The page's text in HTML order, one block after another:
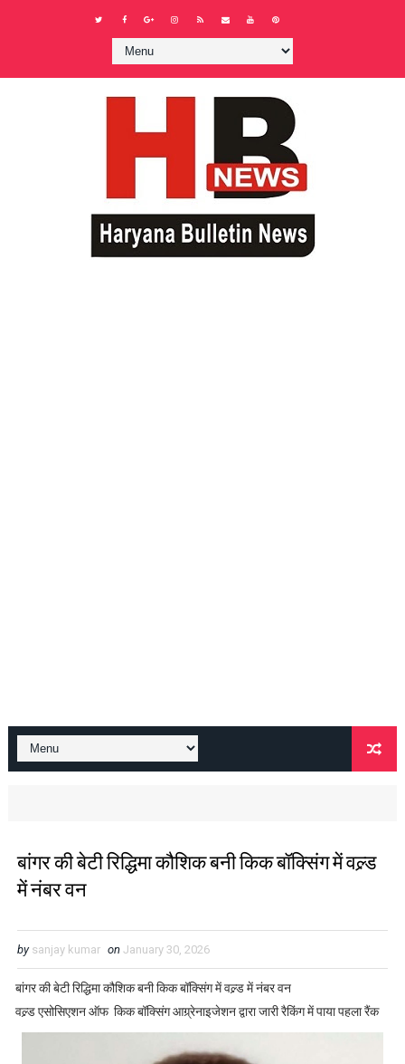
बांगर की बेटी रिद्धिमा कौशिक बनी किक बॉक्सिंग में वल्र्ड
में नंबर वन
by sanjay kumar on January 30, 2026
बांगर की बेटी रिद्धिमा कौशिक बनी किक बॉक्सिंग में वल्र्ड में नंबर वन
वल्र्ड एसोसिएशन ऑफ किक बॉक्सिंग आग्र्रेनाइजेशन द्वारा जारी रैकिंग में पाया पहला रैंक